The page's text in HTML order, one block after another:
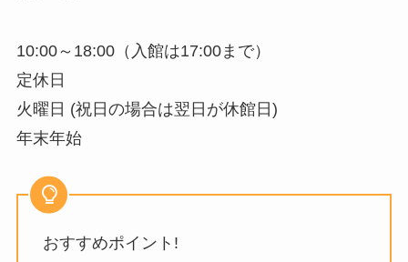
10:00～18:00（入館は17:00まで）
定休日
火曜日 (祝日の場合は翌日が休館日)
年末年始
おすすめポイント!